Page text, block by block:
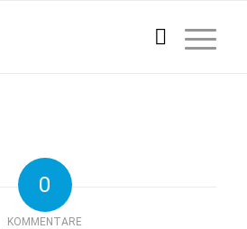
0
KOMMENTARE